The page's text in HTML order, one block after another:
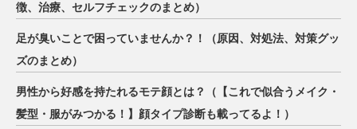
徴、治療、セルフチェックのまとめ）
足が臭いことで困っていませんか？！（原因、対処法、対策グッ
ズのまとめ）
男性から好感を持たれるモテ顔とは？（【これで似合うメイク・
髪型・服がみつかる！】顔タイプ診断も載ってるよ！）